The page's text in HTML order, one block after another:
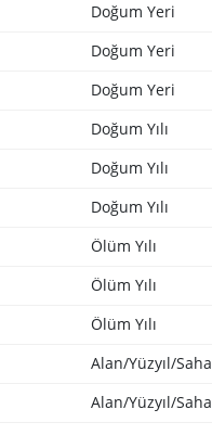
Doğum Yeri
Doğum Yeri
Doğum Yeri
Doğum Yılı
Doğum Yılı
Doğum Yılı
Ölüm Yılı
Ölüm Yılı
Ölüm Yılı
Alan/Yüzyıl/Saha
Alan/Yüzyıl/Saha